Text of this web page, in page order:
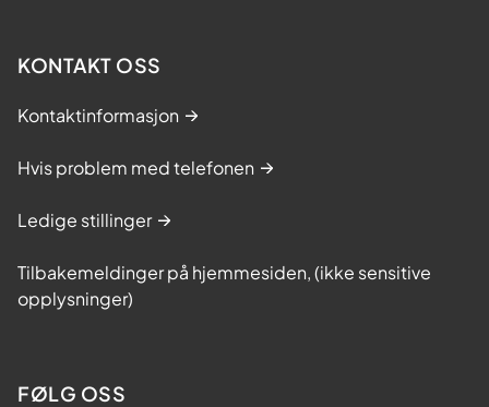
KONTAKT OSS
Kontaktinformasjon
Hvis problem med telefonen
Ledige stillinger
Tilbakemeldinger på hjemmesiden, (ikke sensitive
opplysninger)
FØLG OSS